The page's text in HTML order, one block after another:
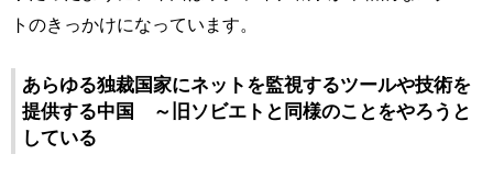
トのきっかけになっています。
あらゆる独裁国家にネットを監視するツールや技術を
提供する中国 ～旧ソビエトと同様のことをやろうと
している